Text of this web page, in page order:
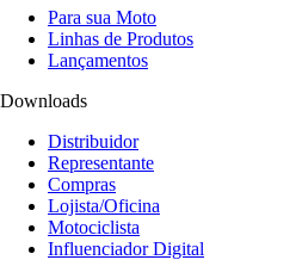
Para sua Moto
Linhas de Produtos
Lançamentos
Downloads
Distribuidor
Representante
Compras
Lojista/Oficina
Motociclista
Influenciador Digital